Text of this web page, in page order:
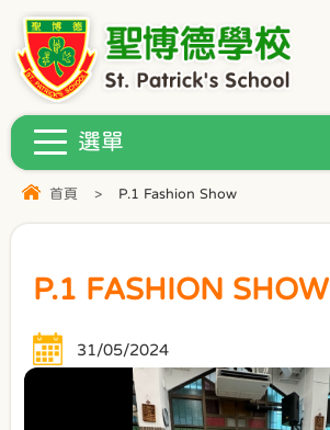
首頁 > P.1 Fashion Show
P.1 FASHION SHOW
31/05/2024